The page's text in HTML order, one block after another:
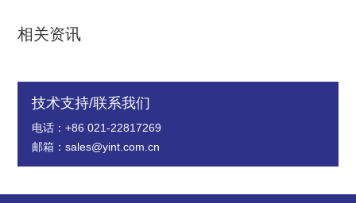
相关资讯
技术支持/联系我们
电话：+86 021-22817269
邮箱：sales@yint.com.cn